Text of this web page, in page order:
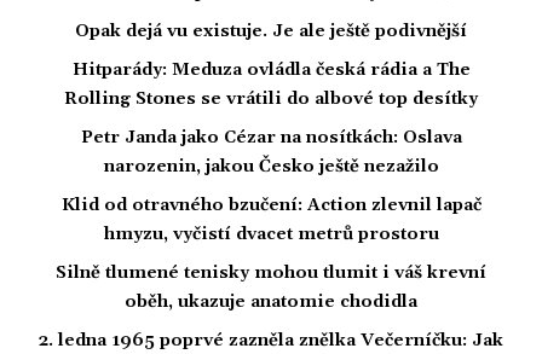
Opak dejá vu existuje. Je ale ještě podivnější
Hitparády: Meduza ovládla česká rádia a The
Rolling Stones se vrátili do albové top desítky
Petr Janda jako Cézar na nosítkách: Oslava
narozenin, jakou Česko ještě nezažilo
Klid od otravného bzučení: Action zlevnil lapač
hmyzu, vyčistí dvacet metrů prostoru
Silně tlumené tenisky mohou tlumit i váš krevní
oběh, ukazuje anatomie chodidla
2. ledna 1965 poprvé zazněla znělka Večerníčku: Jak